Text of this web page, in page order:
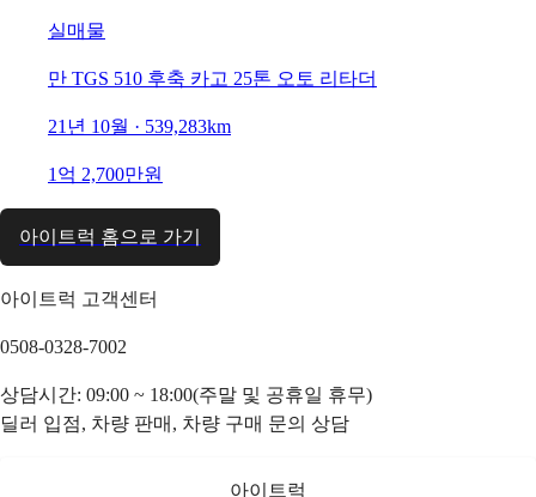
실매물
만 TGS 510 후축 카고 25톤 오토 리타더
21년 10월 · 539,283km
1억 2,700만원
아이트럭 홈으로 가기
아이트럭 고객센터
0508-0328-7002
상담시간: 09:00 ~ 18:00(주말 및 공휴일 휴무)
딜러 입점, 차량 판매, 차량 구매 문의 상담
아이트럭